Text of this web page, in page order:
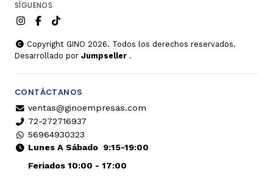
SÍGUENOS
Copyright GINO 2026. Todos los derechos reservados.
Desarrollado por Jumpseller .
CONTÁCTANOS
ventas@ginoempresas.com
72-272716937
56964930323
Lunes A Sábado9:15-19:00
Feriados 10:00 - 17:00